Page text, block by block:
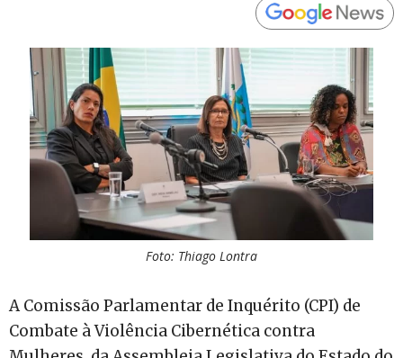
Foto: Thiago Lontra
A Comissão Parlamentar de Inquérito (CPI) de
Combate à Violência Cibernética contra